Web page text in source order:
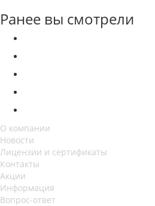
Ранее вы смотрели
О компании
Новости
Лицензии и сертификаты
Контакты
Акции
Информация
Вопрос-ответ